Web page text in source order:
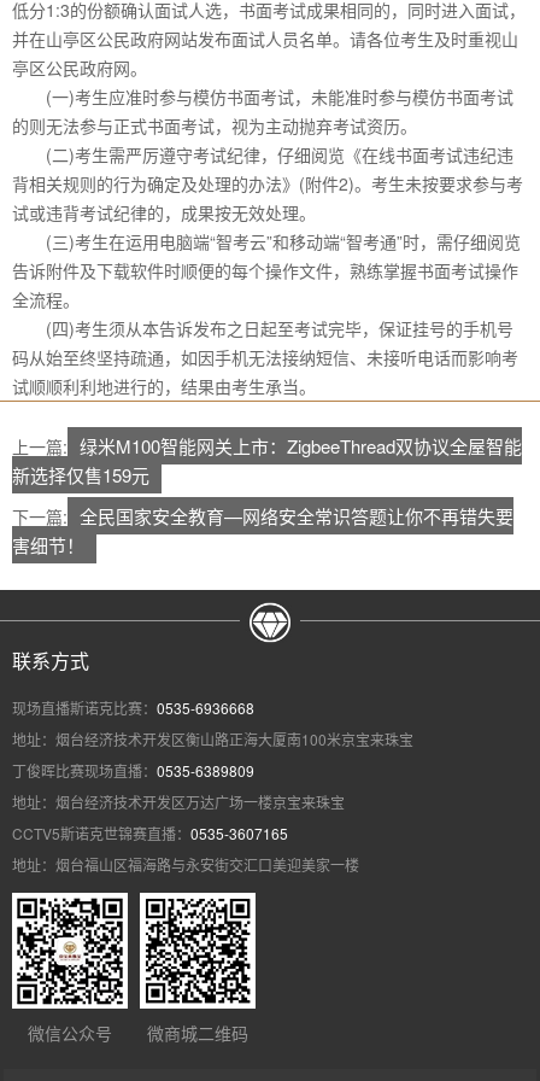
低分1:3的份额确认面试人选，书面考试成果相同的，同时进入面试，
并在山亭区公民政府网站发布面试人员名单。请各位考生及时重视山
亭区公民政府网。
(一)考生应准时参与模仿书面考试，未能准时参与模仿书面考试
的则无法参与正式书面考试，视为主动抛弃考试资历。
(二)考生需严厉遵守考试纪律，仔细阅览《在线书面考试违纪违
背相关规则的行为确定及处理的办法》(附件2)。考生未按要求参与考
试或违背考试纪律的，成果按无效处理。
(三)考生在运用电脑端“智考云”和移动端“智考通”时，需仔细阅览
告诉附件及下载软件时顺便的每个操作文件，熟练掌握书面考试操作
全流程。
(四)考生须从本告诉发布之日起至考试完毕，保证挂号的手机号
码从始至终坚持疏通，如因手机无法接纳短信、未接听电话而影响考
试顺顺利利地进行的，结果由考生承当。
上一篇: 绿米M100智能网关上市：ZigbeeThread双协议全屋智能
新选择仅售159元
下一篇: 全民国家安全教育—网络安全常识答题让你不再错失要
害细节！
联系方式
现场直播斯诺克比赛： 0535-6936668
地址：烟台经济技术开发区衡山路正海大厦南100米京宝来珠宝
丁俊晖比赛现场直播： 0535-6389809
地址：烟台经济技术开发区万达广场一楼京宝来珠宝
CCTV5斯诺克世锦赛直播： 0535-3607165
地址：烟台福山区福海路与永安街交汇口美迎美家一楼
微信公众号 微商城二维码